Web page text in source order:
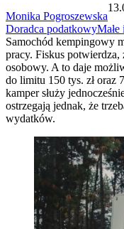
Monika Pogroszewska
Doradca podatkowy
Samochód kempingowy
pracy. Fiskus
osobowy. A to daje
do limitu 150 tys. zł oraz
kamper służy
ostrzegają jednak, że
wydatków.